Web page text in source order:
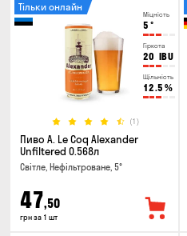
Міцність
5 °
Гіркота
20 IBU
Щільність
12.5 %
(1)
Тільки онлайн
Пиво A. Le Coq Alexander
Unfiltered 0.568л
Світле, Нефільтроване, 5°
47,50
грн за 1 шт